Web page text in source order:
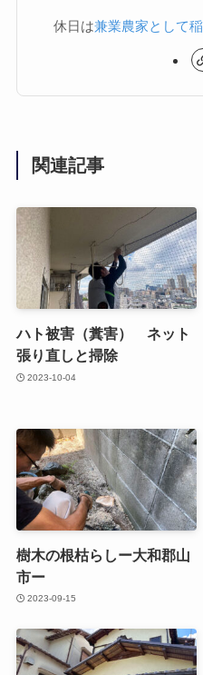
休日は兼業農家として
関連記事
ハト被害（糞害） ネット
張り直しと掃除
2023-10-04
樹木の根枯らしー大和郡山
市ー
2023-09-15